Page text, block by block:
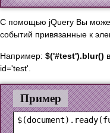
С помощью jQuery Вы
событий привязанные к
Например: $('#test').blur()
id='test'.
Пример